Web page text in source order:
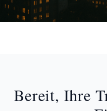
Bereit, Ihre